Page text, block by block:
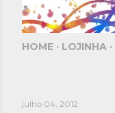
HOME LOJINHA
julho 04, 2012